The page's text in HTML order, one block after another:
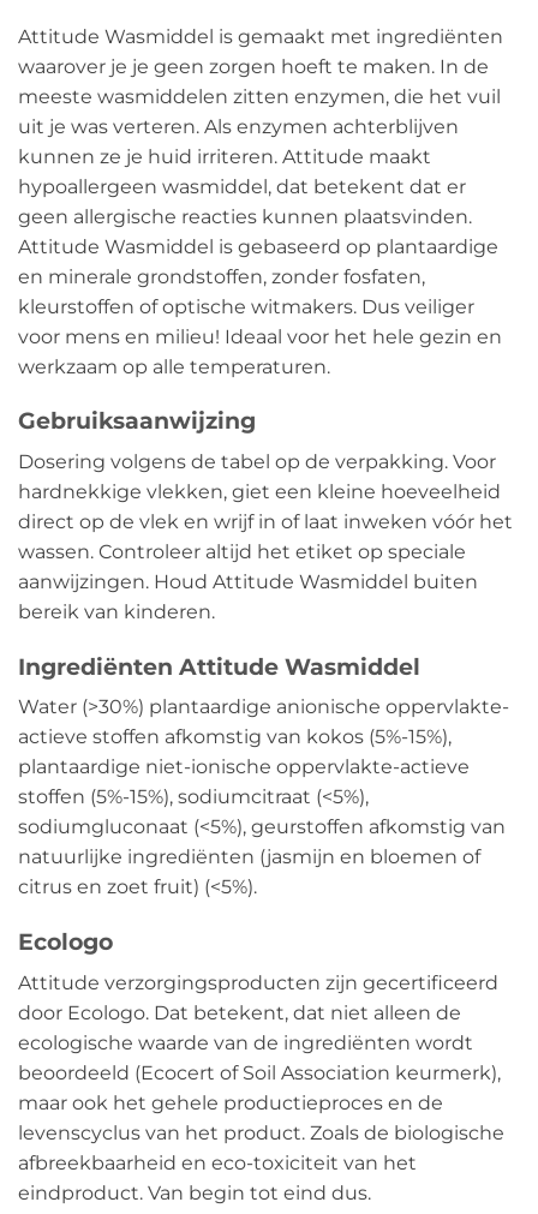
Attitude Wasmiddel is gemaakt met ingrediënten
waarover je je geen zorgen hoeft te maken. In de
meeste wasmiddelen zitten enzymen, die het vuil
uit je was verteren. Als enzymen achterblijven
kunnen ze je huid irriteren. Attitude maakt
hypoallergeen wasmiddel, dat betekent dat er
geen allergische reacties kunnen plaatsvinden.
Attitude Wasmiddel is gebaseerd op plantaardige
en minerale grondstoffen, zonder fosfaten,
kleurstoffen of optische witmakers. Dus veiliger
voor mens en milieu! Ideaal voor het hele gezin en
werkzaam op alle temperaturen.
Gebruiksaanwijzing
Dosering volgens de tabel op de verpakking. Voor
hardnekkige vlekken, giet een kleine hoeveelheid
direct op de vlek en wrijf in of laat inweken vóór het
wassen. Controleer altijd het etiket op speciale
aanwijzingen. Houd Attitude Wasmiddel buiten
bereik van kinderen.
Ingrediënten Attitude Wasmiddel
Water (>30%) plantaardige anionische oppervlakte-
actieve stoffen afkomstig van kokos (5%-15%),
plantaardige niet-ionische oppervlakte-actieve
stoffen (5%-15%), sodiumcitraat (<5%),
sodiumgluconaat (<5%), geurstoffen afkomstig van
natuurlijke ingrediënten (jasmijn en bloemen of
citrus en zoet fruit) (<5%).
Ecologo
Attitude verzorgingsproducten zijn gecertificeerd
door Ecologo. Dat betekent, dat niet alleen de
ecologische waarde van de ingrediënten wordt
beoordeeld (Ecocert of Soil Association keurmerk),
maar ook het gehele productieproces en de
levenscyclus van het product. Zoals de biologische
afbreekbaarheid en eco-toxiciteit van het
eindproduct. Van begin tot eind dus.